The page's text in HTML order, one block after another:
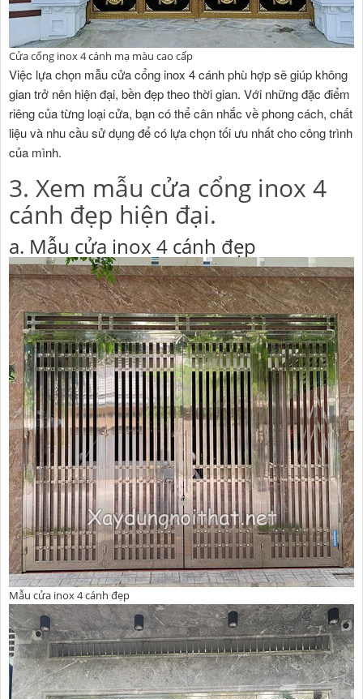
Cửa cổng inox 4 cánh mạ màu cao cấp
Việc lựa chọn mẫu cửa cổng inox 4 cánh phù hợp sẽ giúp không
gian trở nên hiện đại, bền đẹp theo thời gian. Với những đặc điểm
riêng của từng loại cửa, bạn có thể cân nhắc về phong cách, chất
liệu và nhu cầu sử dụng để có lựa chọn tối ưu nhất cho công trình
của mình.
3. Xem mẫu cửa cổng inox 4
cánh đẹp hiện đại.
a. Mẫu cửa inox 4 cánh đẹp
Mẫu cửa inox 4 cánh đẹp